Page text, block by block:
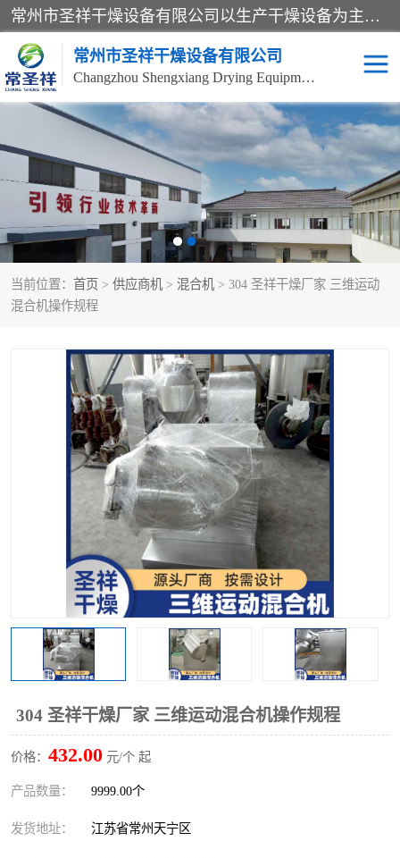
常州市圣祥干燥设备有限公司以生产干燥设备为主导产品，提供：干燥设备、干燥机、混合机、气流干燥机、烘箱、热风循环烘箱、沸腾干燥机、烘干机、喷雾干燥机等产品的生产、制造与销售服务。
常州市圣祥干燥设备有限公司
Changzhou Shengxiang Drying Equipment Co. , Ltd.
当前位置： 首页 > 供应商机 > 混合机 > 304 圣祥干燥厂家 三维运动
混合机操作规程
304 圣祥干燥厂家 三维运动混合机操作规程
价格： 432.00 元/个 起
产品数量： 9999.00个
发货地址： 江苏省常州天宁区
单锥真空干燥机 双锥真空干燥机
气流干燥机 滚筒刮板干燥机
干燥机 闪蒸干燥机
桨叶干燥机 高速混合机
粗粉碎机 带式干燥机
单锥螺带真空干燥机 沸腾干燥机
方形圆形真空干燥机 真空耙式干燥机
热风循环烘箱 喷雾干燥机
振动流化床干燥机 盘式干燥机